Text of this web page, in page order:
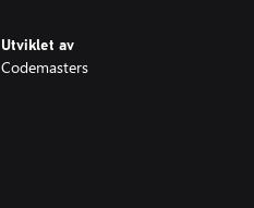
Utviklet av
Codemasters